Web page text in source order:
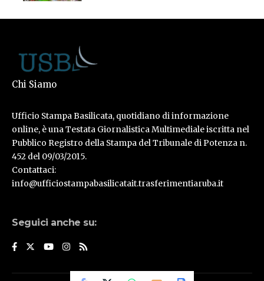
Chi Siamo
Ufficio Stampa Basilicata, quotidiano di informazione
online, è una Testata Giornalistica Multimediale iscritta nel
Pubblico Registro della Stampa del Tribunale di Potenza n.
452 del 09/03/2015.
Contattaci:
info@ufficiostampabasilicatait.trasferimentiaruba.it
Seguici anche su: